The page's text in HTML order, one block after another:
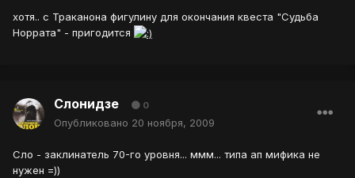
хотя.. с Траканона фигулину для окончания квеста "Судьба
Норрата" - пригодится
Слонидзе 0
Опубликовано 20 ноября, 2009
Сло - заклинатель 70-го уровня... ммм... типа ап мифика не
нужен =))